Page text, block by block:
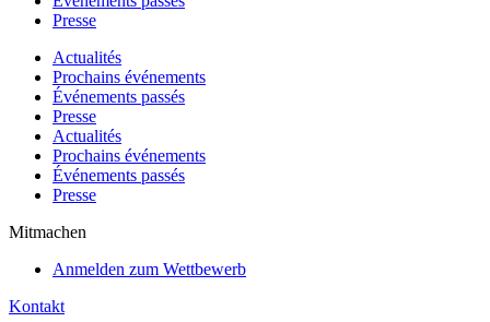
Presse
Actualités
Prochains événements
Événements passés
Presse
Actualités
Prochains événements
Événements passés
Presse
Mitmachen
Anmelden zum Wettbewerb
Kontakt